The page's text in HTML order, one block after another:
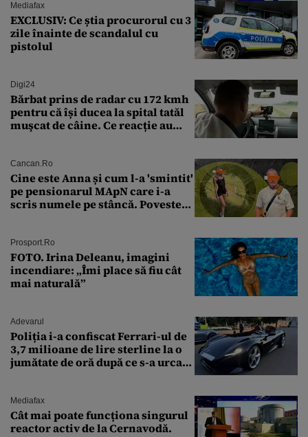
Mediafax
EXCLUSIV: Ce știa procurorul cu 3
zile înainte de scandalul cu
pistolul
Digi24
Bărbat prins de radar cu 172 kmh
pentru că își ducea la spital tatăl
muşcat de câine. Ce reacție au
Cancan.ro
Cine este Anna și cum l-a 'smintit'
pe pensionarul MApN care i-a
scris numele pe stâncă. Povestea
Transfăgărășan
Prosport.ro
FOTO. Irina Deleanu, imagini
incendiare: „Îmi place să fiu cât
mai naturală”
Adevarul
Poliția i-a confiscat Ferrari-ul de
3,7 milioane de lire sterline la o
jumătate de oră după ce s-a urcat
Mediafax
Cât mai poate funcționa singurul
reactor activ de la Cernavodă.